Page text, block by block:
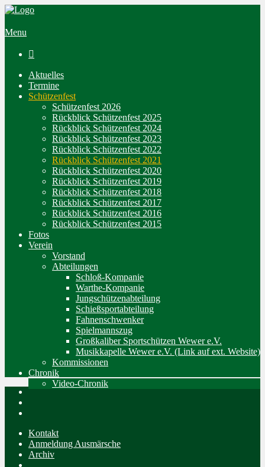
Menu

Aktuelles
Termine
Schützenfest
Schützenfest 2026
Rückblick Schützenfest 2025
Rückblick Schützenfest 2024
Rückblick Schützenfest 2023
Rückblick Schützenfest 2022
Rückblick Schützenfest 2021
Rückblick Schützenfest 2020
Rückblick Schützenfest 2019
Rückblick Schützenfest 2018
Rückblick Schützenfest 2017
Rückblick Schützenfest 2016
Rückblick Schützenfest 2015
Fotos
Verein
Vorstand
Abteilungen
Schloß-Kompanie
Warthe-Kompanie
Jungschützenabteilung
Schießsportabteilung
Fahnenschwenker
Spielmannszug
Großkaliber Sportschützen Wewer e.V.
Musikkapelle Wewer e.V. (Link auf ext. Website)
Kommissionen
Chronik
Video-Chronik
Kontakt
Anmeldung Ausmärsche
Archiv